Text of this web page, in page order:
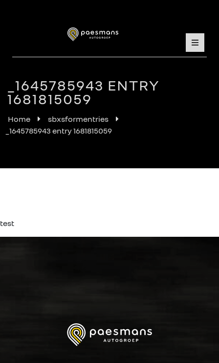
_1645785943 ENTRY
1681815059
Home
sbxsformentries
_1645785943 entry 1681815059
test